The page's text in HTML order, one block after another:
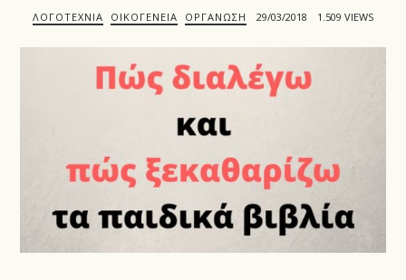
ΛΟΓΟΤΕΧΝΊΑ ΟΙΚΟΓΈΝΕΙΑ ΟΡΓΆΝΩΣΗ 29/03/2018 1.509 VIEWS